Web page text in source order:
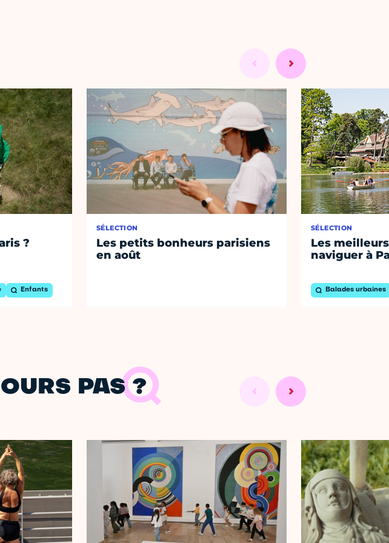
?
Enfants
SÉLECTION
Les petits bonheurs parisiens
en août
SÉLECTION
Les
naviguer à
Balades urbaines
PAS ?